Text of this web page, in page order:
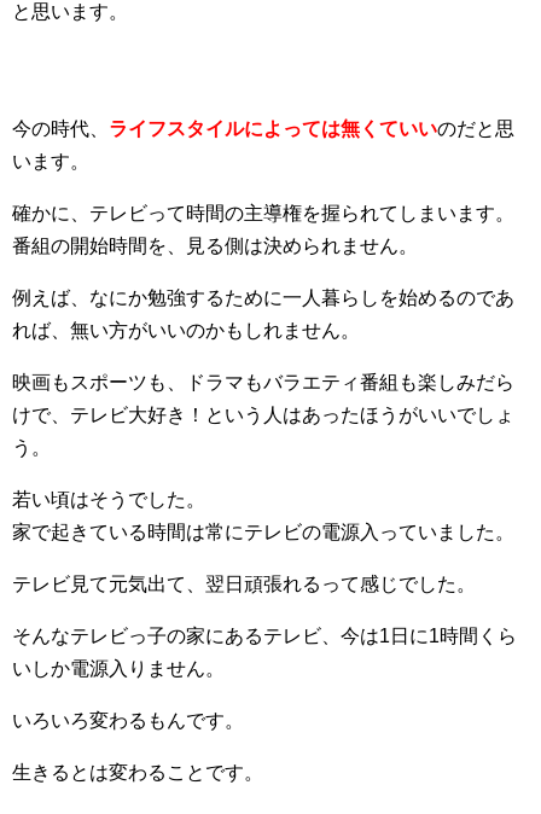
と思います。
今の時代、 ライフスタイルによっては無くていいのだと思
います。
確かに、テレビって時間の主導権を握られてしまいます。
番組の開始時間を、見る側は決められません。
例えば、なにか勉強するために一人暮らしを始めるのであ
れば、無い方がいいのかもしれません。
映画もスポーツも、ドラマもバラエティ番組も楽しみだら
けで、テレビ大好き！という人はあったほうがいいでしょ
う。
若い頃はそうでした。
家で起きている時間は常にテレビの電源入っていました。
テレビ見て元気出て、翌日頑張れるって感じでした。
そんなテレビっ子の家にあるテレビ、今は1日に1時間くら
いしか電源入りません。
いろいろ変わるもんです。
生きるとは変わることです。